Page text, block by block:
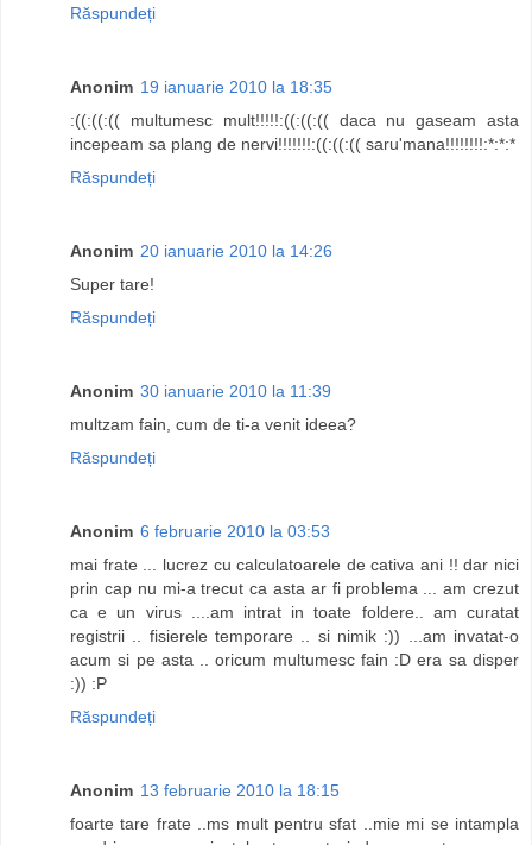
Răspundeți
Anonim 19 ianuarie 2010 la 18:35
:((:((:(( multumesc mult!!!!!:((:((:(( daca nu gaseam asta
incepeam sa plang de nervi!!!!!!!:((:((:(( saru'mana!!!!!!!!:*:*:*
Răspundeți
Anonim 20 ianuarie 2010 la 14:26
Super tare!
Răspundeți
Anonim 30 ianuarie 2010 la 11:39
multzam fain, cum de ti-a venit ideea?
Răspundeți
Anonim 6 februarie 2010 la 03:53
mai frate ... lucrez cu calculatoarele de cativa ani !! dar nici
prin cap nu mi-a trecut ca asta ar fi problema ... am crezut
ca e un virus ....am intrat in toate foldere.. am curatat
registrii .. fisierele temporare .. si nimik :)) ...am invatat-o
acum si pe asta .. oricum multumesc fain :D era sa disper
:)) :P
Răspundeți
Anonim 13 februarie 2010 la 18:15
foarte tare frate ..ms mult pentru sfat ..mie mi se intampla